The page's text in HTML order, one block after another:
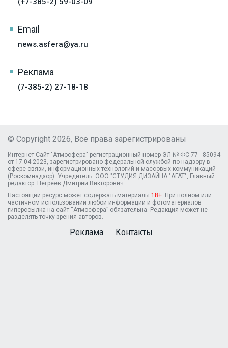
Email
news.asfera@ya.ru
Реклама
(7-385-2) 27-18-18
© Copyright 2026, Все права зарегистрированы
Интернет-Сайт "Атмосфера" регистрационный номер ЭЛ № ФС 77 - 85094
от 17.04.2023, зарегистрировано федеральной службой по надзору в
сфере связи, информационных технологий и массовых коммуникаций
(Роскомнадзор). Учредитель: ООО "СТУДИЯ ДИЗАЙНА "АГАТ", Главный
редактор: Негреев Дмитрий Викторович
Настоящий ресурс может содержать материалы 18+ . При полном или
частичном использовании любой информации и фотоматериалов
гиперссылка на сайт “Атмосфера” обязательна. Редакция может не
разделять точку зрения авторов.
Реклама Контакты